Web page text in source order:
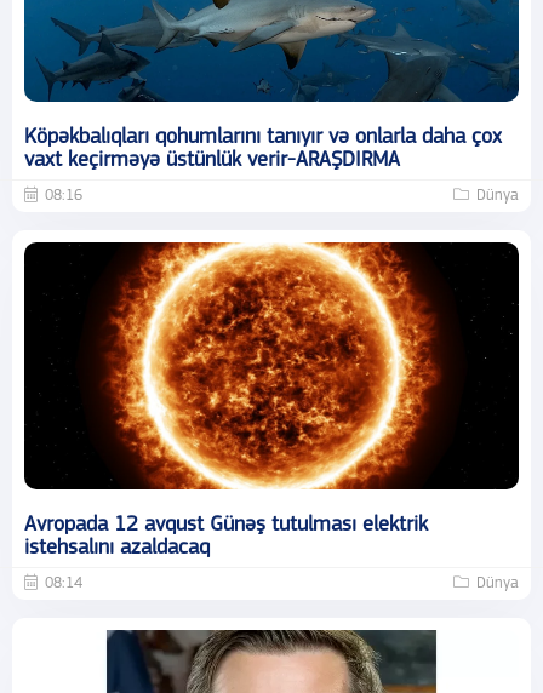
Köpəkbalıqları qohumlarını tanıyır və onlarla daha çox
vaxt keçirməyə üstünlük verir-ARAŞDIRMA
08:16 Dünya
Avropada 12 avqust Günəş tutulması elektrik
istehsalını azaldacaq
08:14 Dünya